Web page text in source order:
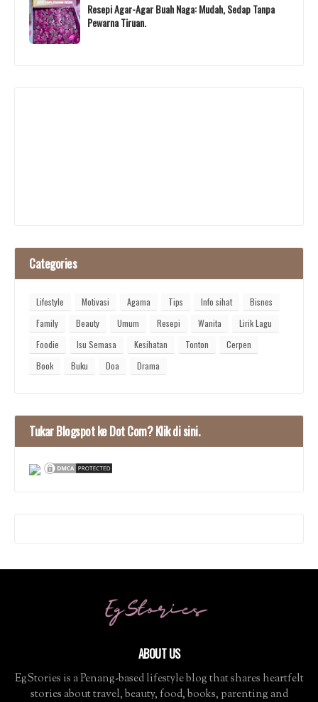
Resepi Agar-Agar Buah Naga: Mudah, Sedap Tanpa
Pewarna Tiruan.
Categories
Lifestyle Motivasi Agama Tips Info sihat
Bisnes
Family
Beauty Umum Resepi Wanita
Lirik Lagu
Foodie
Isu Semasa Kesihatan Tonton
Cerpen
Book
Buku Doa Drama
Tukar Blogspot ke Dot Com? Klik di sini.
ABOUT US
EgStories is a Penang-based lifestyle blog that shares heartfelt
stories about travel, beauty, food, books, parenting and